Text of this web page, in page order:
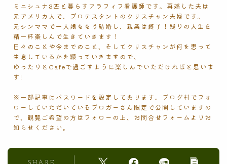
ミニシュナ3匹と暮らすアラフィフ看護師です。再婚した夫は
元アメリカ人で、プロテスタントのクリスチャン夫婦です。
元シンママで一人娘ももう結婚し、親業は終了！残りの人生を
精一杯楽しんで生きていきます！
日々のことや今までのこと、そしてクリスチャンが何を思って
生息しているかを綴っていきますので、
ゆったりとCafeで過ごすように楽しんでいただければと思いま
す!
※一部記事にパスワードを設定してあります。ブログ村でフォ
ローしていただいているブロガーさん限定で公開していますの
で、観覧ご希望の方はフォローの上、お問合せフォームよりお
知らせください。
SHARE